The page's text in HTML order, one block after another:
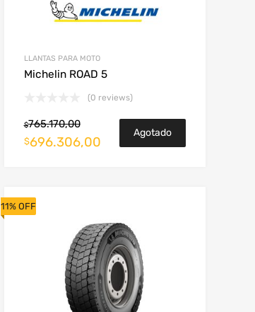
LLANTAS PARA MOTO
Michelin ROAD 5
(0 reviews)
$765.170,00
$696.306,00
Agotado
11% OFF